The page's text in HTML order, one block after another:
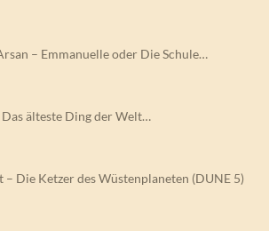
– Emmanuelle oder Die Schule…
älteste Ding der Welt…
– Die Ketzer des Wüstenplaneten (DUNE 5)